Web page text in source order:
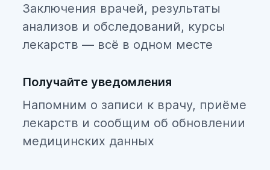
Заключения врачей, результаты
анализов и обследований, курсы
лекарств — всё в одном месте
Получайте уведомления
Напомним о записи к врачу, приёме
лекарств и сообщим об обновлении
медицинских данных